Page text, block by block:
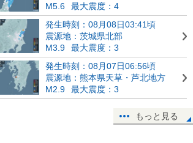
M5.6
最大震度：4
発生時刻：08月08日03:41頃
震源地：茨城県北部
M3.9
最大震度：3
発生時刻：08月07日06:56頃
震源地：熊本県天草・芦北地方
M2.9
最大震度：3
もっと見る